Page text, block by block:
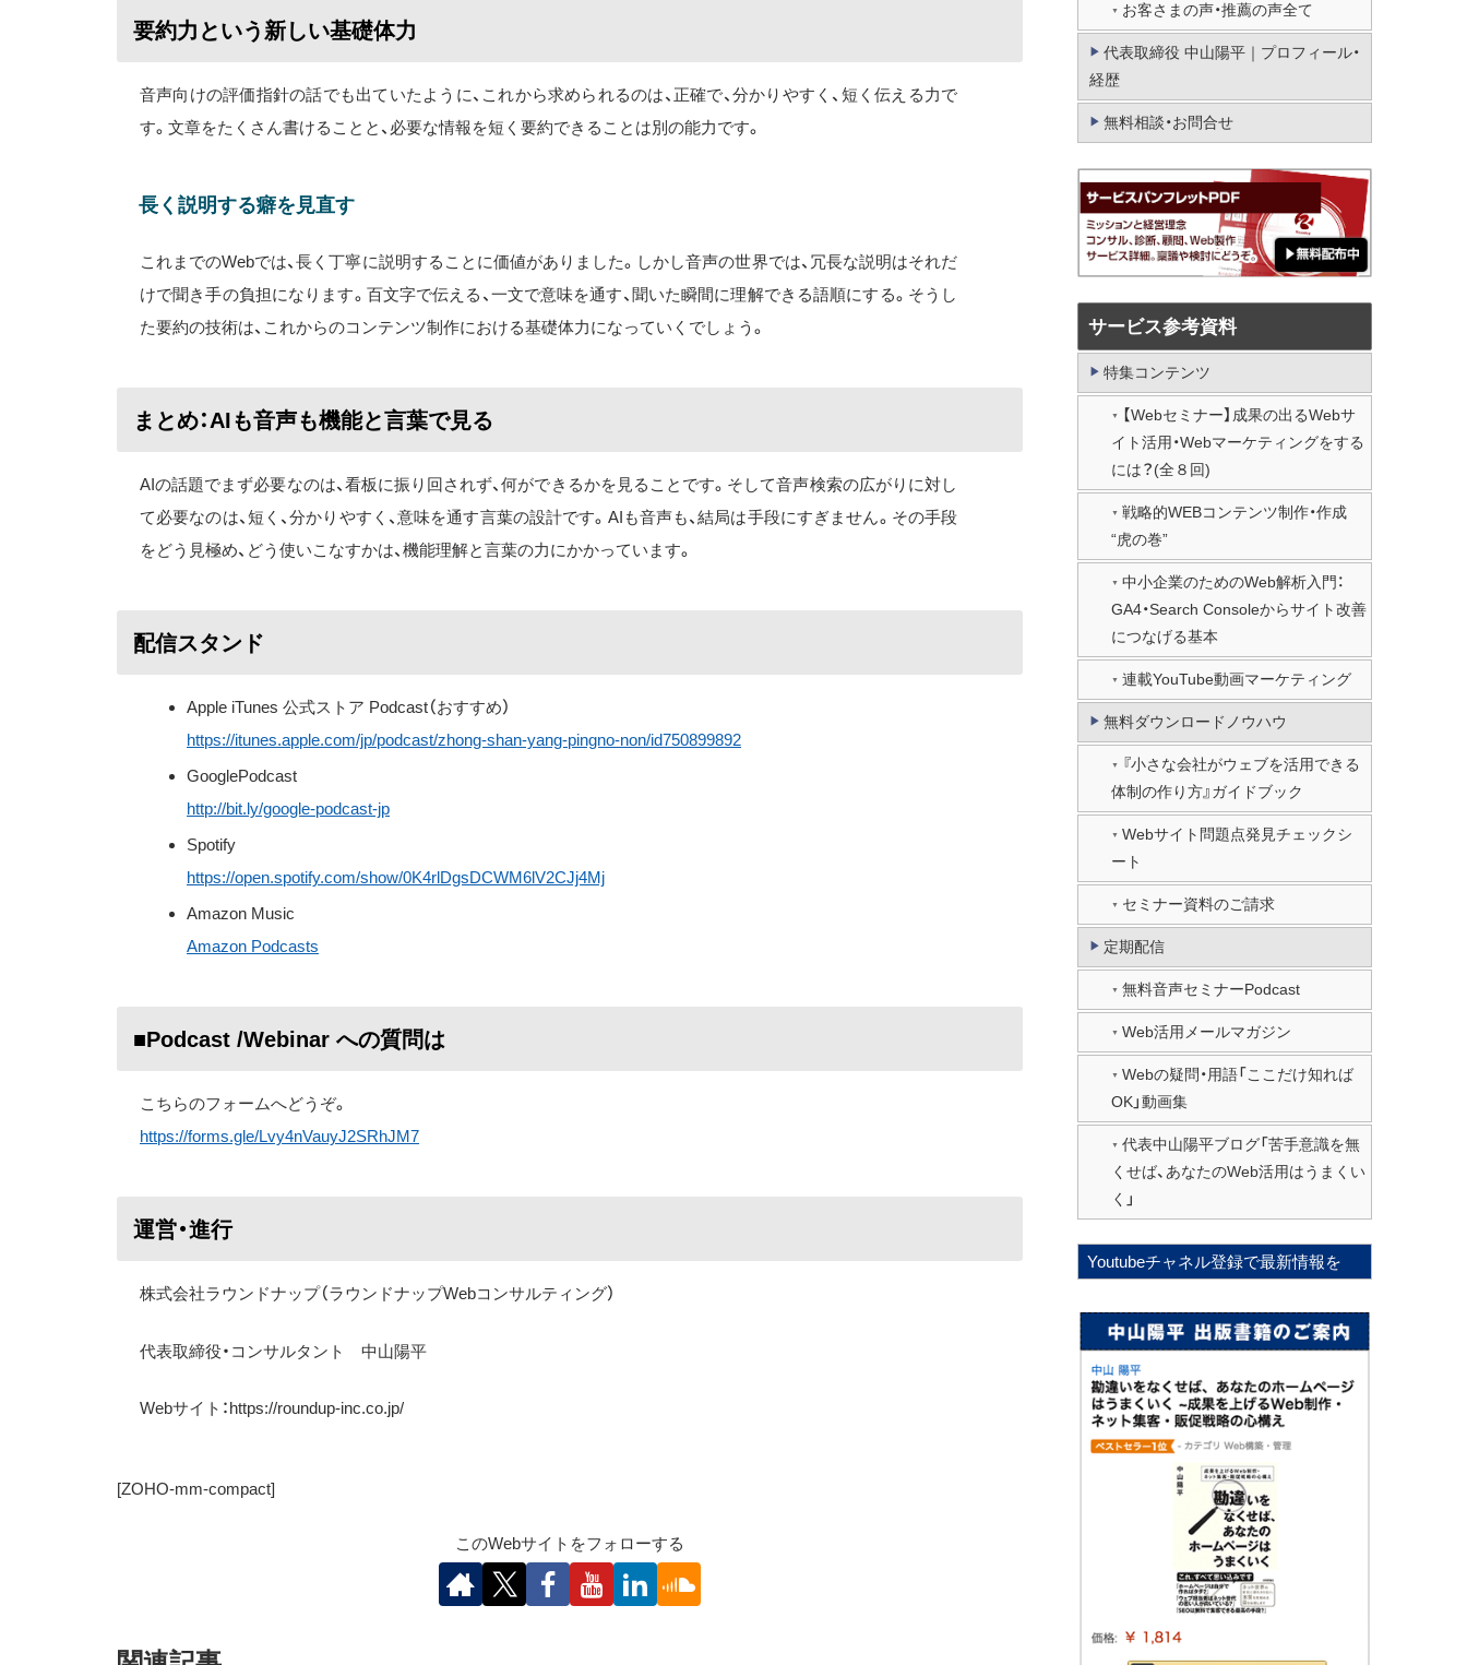
要約力という新しい基礎体力
音声向けの評価指針の話でも出ていたように、これから求められるのは、正確で、分かりやすく、短く伝える力で
す。文章をたくさん書けることと、必要な情報を短く要約できることは別の能力です。
長く説明する癖を見直す
これまでのWebでは、長く丁寧に説明することに価値がありました。しかし音声の世界では、冗長な説明はそれだ
けで聞き手の負担になります。百文字で伝える、一文で意味を通す、聞いた瞬間に理解できる語順にする。そうし
た要約の技術は、これからのコンテンツ制作における基礎体力になっていくでしょう。
まとめ：AIも音声も機能と言葉で見る
AIの話題でまず必要なのは、看板に振り回されず、何ができるかを見ることです。そして音声検索の広がりに対し
て必要なのは、短く、分かりやすく、意味を通す言葉の設計です。AIも音声も、結局は手段にすぎません。その手段
をどう見極め、どう使いこなすかは、機能理解と言葉の力にかかっています。
配信スタンド
Apple iTunes 公式ストア Podcast（おすすめ）
https://itunes.apple.com/jp/podcast/zhong-shan-yang-pingno-non/id750899892
GooglePodcast
http://bit.ly/google-podcast-jp
Spotify
https://open.spotify.com/show/0K4rlDgsDCWM6lV2CJj4Mj
Amazon Music
Amazon Podcasts
■Podcast /Webinar への質問は
こちらのフォームへどうぞ。
https://forms.gle/Lvy4nVauyJ2SRhJM7
運営・進行
株式会社ラウンドナップ（ラウンドナップWebコンサルティング）
代表取締役・コンサルタント 中山陽平
Webサイト：https://roundup-inc.co.jp/
[ZOHO-mm-compact]
このWebサイトをフォローする
お客さまの声・推薦の声全て
代表取締役 中山陽平｜プロフィール・
経歴
無料相談・お問合せ
サービス参考資料
特集コンテンツ
【Webセミナー】成果の出るWebサ
イト活用・Webマーケティングをする
には？(全８回)
戦略的WEBコンテンツ制作・作成
“虎の巻”
中小企業のためのWeb解析入門：
GA4・Search Consoleからサイト改善
につなげる基本
連載YouTube動画マーケティング
無料ダウンロードノウハウ
『小さな会社がウェブを活用できる
体制の作り方』ガイドブック
Webサイト問題点発見チェックシ
ート
セミナー資料のご請求
定期配信
無料音声セミナーPodcast
Web活用メールマガジン
Webの疑問・用語「ここだけ知れば
OK」動画集
代表中山陽平ブログ「苦手意識を無
くせば、あなたのWeb活用はうまくい
く」
Youtubeチャネル登録で最新情報を